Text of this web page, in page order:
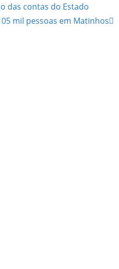
das contas do Estado
mil pessoas em Matinhos